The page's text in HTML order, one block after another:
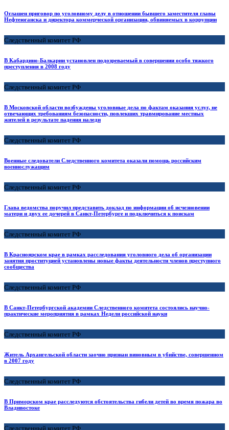
Оглашен приговор по уголовному делу в отношении бывшего заместителя главы
Нефтеюганска и директора коммерческой организации, обвиняемых в коррупции
Следственный комитет РФ
В Кабардино-Балкарии установлен подозреваемый в совершении особо тяжкого
преступления в 2008 году
Следственный комитет РФ
В Московской области возбуждены уголовные дела по фактам оказания услуг, не
отвечающих требованиям безопасности, повлекших травмирование местных
жителей в результате падения наледи
Следственный комитет РФ
Военные следователи Следственного комитета оказали помощь российским
военнослужащим
Следственный комитет РФ
Глава ведомства поручил представить доклад по информации об исчезновении
матери и двух ее дочерей в Санкт-Петербурге и подключиться к поискам
Следственный комитет РФ
В Красноярском крае в рамках расследования уголовного дела об организации
занятия проституцией установлены новые факты деятельности членов преступного
сообщества
Следственный комитет РФ
В Санкт-Петербургской академии Следственного комитета состоялись научно-
практические мероприятия в рамках Недели российской науки
Следственный комитет РФ
Житель Архангельской области заочно признан виновным в убийстве, совершенном
в 2007 году
Следственный комитет РФ
В Приморском крае расследуются обстоятельства гибели детей во время пожара во
Владивостоке
Следственный комитет РФ